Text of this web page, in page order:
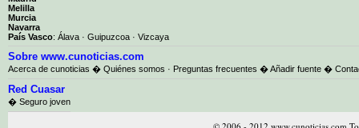
Melilla
Murcia
Navarra
País Vasco: Álava · Guipuzcoa · Vizcaya
Sobre www.cunoticias.com
Acerca de cunoticias � Quiénes somos · Preguntas frecuentes �Añadir fuente �
Red Cuasar
� Seguro joven